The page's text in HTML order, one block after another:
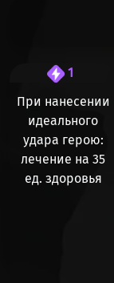
1
При нанесении
идеального
удара герою:
лечение на 35
ед. здоровья